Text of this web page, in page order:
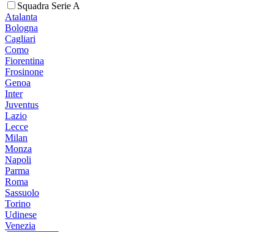
Squadra Serie A
Atalanta
Bologna
Cagliari
Como
Fiorentina
Frosinone
Genoa
Inter
Juventus
Lazio
Lecce
Milan
Monza
Napoli
Parma
Roma
Sassuolo
Torino
Udinese
Venezia